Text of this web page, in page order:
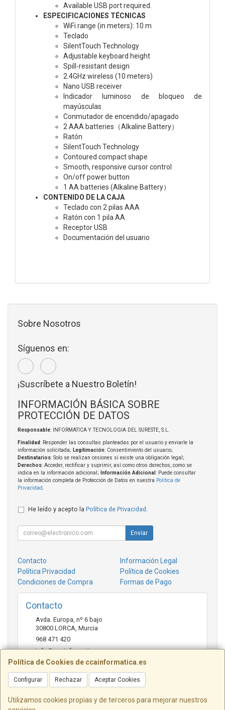
Available USB port required.
ESPECIFICACIONES TÉCNICAS
WiFi range (in meters): 10 m
Teclado
SilentTouch Technology
Adjustable keyboard height
Spill-resistant design
2.4GHz wireless (10 meters)
Nano USB receiver
Indicador luminoso de bloqueo de
mayúsculas
Conmutador de encendido/apagado
2 AAA batteries（Alkaline Battery）
Ratón
SilentTouch Technology
Contoured compact shape
Smooth, responsive cursor control
On/off power button
1 AA batteries (Alkaline Battery）
CONTENIDO DE LA CAJA
Teclado con 2 pilas AAA
Ratón con 1 pila AA
Receptor USB
Documentación del usuario
Política de Cookies de ccainformatica.es
Configurar Rechazar Aceptar Cookies
Utilizamos cookies propias y de terceros para mejorar nuestros
Sobre Nosotros
Síguenos en:
¡Suscríbete a Nuestro Boletín!
INFORMACIÓN BÁSICA SOBRE
PROTECCIÓN DE DATOS
Responsable: INFORMATICA Y TECNOLOGIA DEL SURESTE, S.L.
Finalidad: Responder las consultas planteadas por el usuario y enviarle la
información solicitada; Legitimación: Consentimiento del usuario;
Destinatarios: Solo se realizan cesiones si existe una obligación legal;
Derechos: Acceder, rectificar y suprimir, así como otros derechos, como se
indica en la información adicional;
Información Adicional : Puede consultar
la información completa de Protección de Datos en nuestra Política de
Privacidad
He leído y acepto la Política de Privacidad
Enviar
Contacto
Información Legal
Política Privacidad
Política de Cookies
Condiciones de Compra
Formas de Pago
Contacto
Avda. Europa, nº 6 bajo
30800 LORCA Murcia
968 471 420
info@ccainformatica.es
Horario
L-V: 9:30 h a 14 h - 16:30 h a 20:30 h - Sab: 10 h a 14 h